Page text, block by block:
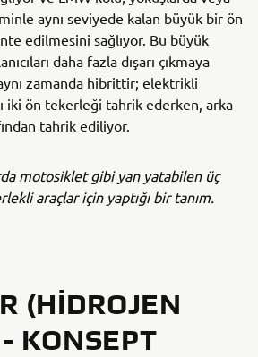
aynı seviyede kalan büyük bir ön
edilmesini sağlıyor. Bu büyük
daha fazla dışarı çıkmaya
zamanda hibrittir; elektrikli
iki ön tekerleği tahrik ederken, arka
tahrik ediliyor.
motosiklet gibi yan yatabilen üç
araçlar için yaptığı bir tanım.
(HIDROJEN
KONSEPT